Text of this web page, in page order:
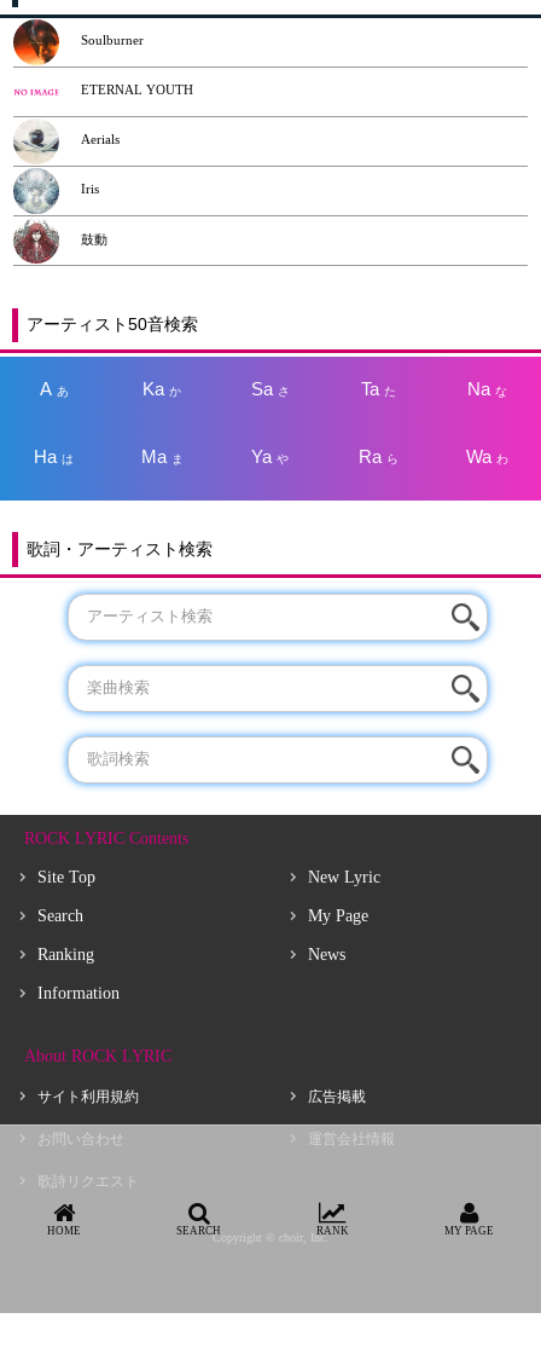
Soulburner
ETERNAL YOUTH
Aerials
Iris
鼓動
アーティスト50音検索
A あ Kaか Sa さ Taた Na な
Haは Ma ま Yaや Ra ら Wa わ
歌詞・アーティスト検索
ROCK LYRIC Contents
Site Top
Search
Ranking
Information
New Lyric
My Page
News
About ROCK LYRIC
サイト利用規約
お問い合わせ
歌詩リクエスト
広告掲載
運営会社情報
Copyright © choir, Inc.
HOME SEARCH RANK MY PAGE